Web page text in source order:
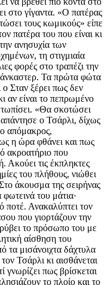
στο γίγαντα. «Ο πατέρας
τους κωμικούς» είπε
πατέρα του που είναι κι
ανησυχία των
τη στιγμιαία
φορές στο τραπέζι την
Τα πρώτα φώτα
Σταν ξέρει πως δεν
αν είναι το πεπρωμένο
«Θα σκοτώσει
ο Τσάρλι, δίχως
απόμακρος,
η ώρα φθάνει και πως
ακροατήριο που
Ακούει τις έκπληκτες
του πλήθους, νιώθει
άκουσμα της σειρήνας
φωτεινά του μάτια·
ποτέ. Ανακαλύπτει τον
που γιορτάζουν την
το πρόσωπο του με
αίσθηση του
τα μισάνοιχτα δάχτυλα
Τσάρλι κι αισθάνεται
γνωρίζει πως βρίσκεται
το πλοίο και το